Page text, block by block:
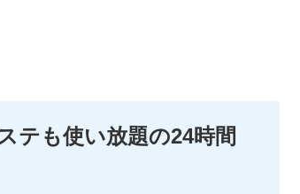
テも使い放題の24時間